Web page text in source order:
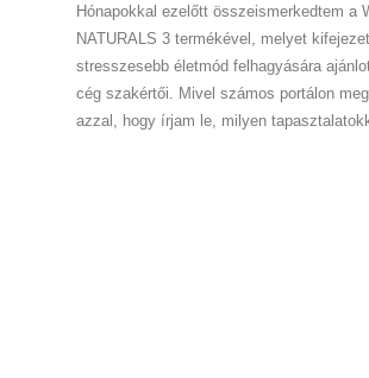
Hónapokkal ezelőtt összeismerkedtem a
NATURALS 3 termékével, melyet
stresszesebb életmód felhagyására
cég szakértői. Mivel számos portálon
azzal, hogy írjam le, milyen